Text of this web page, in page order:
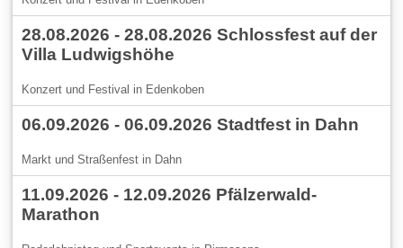
28.08.2026 - 28.08.2026 Schlossfest auf der
Villa Ludwigshöhe
Konzert und Festival in Edenkoben
06.09.2026 - 06.09.2026 Stadtfest in Dahn
Markt und Straßenfest in Dahn
11.09.2026 - 12.09.2026 Pfälzerwald-
Marathon